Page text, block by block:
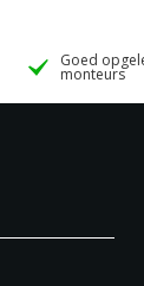
Goed
monteurs